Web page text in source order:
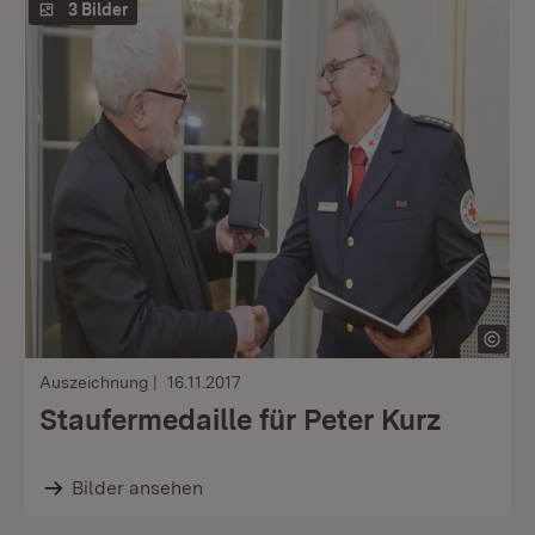
3 Bilder
Auszeichnung 16.11.2017
Staufermedaille für Peter Kurz
Bilder ansehen